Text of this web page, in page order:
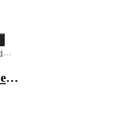
Bosch – Motor-Steuergerät – Audi